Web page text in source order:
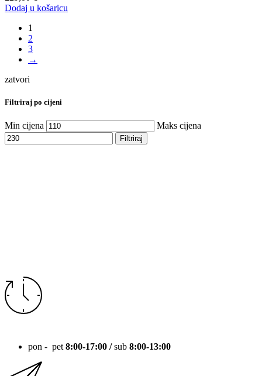
Dodaj u košaricu
1
2
3
→
zatvori
Filtriraj po cijeni
Min cijena Maks cijena
Filtriraj
pon - pet 8:00-17:00 /sub 8:00-13:00